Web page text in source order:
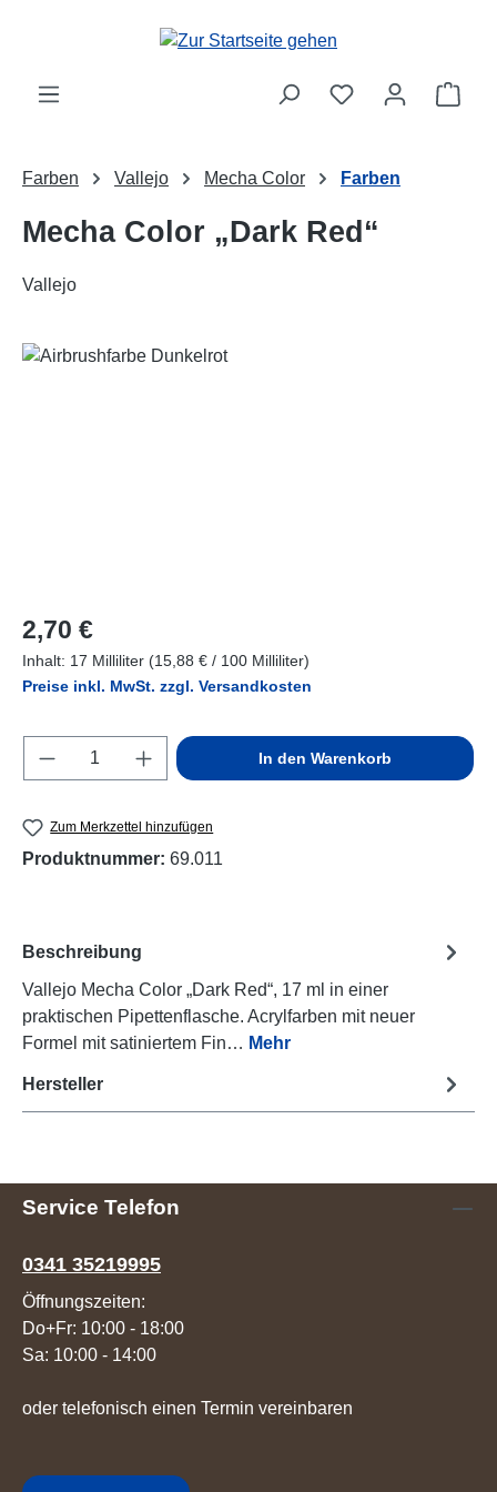
Zum Hauptinhalt springen
Farben Vallejo Mecha Color Farben
Mecha Color „Dark Red“
Vallejo
Bildergalerie überspringen
Regulärer Preis:
2,70 €
Inhalt: 17 Milliliter (15,88 € / 100 Milliliter)
Preise inkl. MwSt. zzgl. Versandkosten
Produkt Anzahl: Gib den gewünschten
In den Warenkorb
Zum Merkzettel hinzufügen
Produktnummer: 69.011
Beschreibung
Vallejo Mecha Color „Dark Red“, 17 ml in einer
praktischen Pipettenflasche. Acrylfarben mit neuer
Formel mit satiniertem Fin… Mehr
Hersteller
Service Telefon
0341 35219995
Öffnungszeiten:
Do+Fr: 10:00 - 18:00
Sa: 10:00 - 14:00
oder telefonisch einen Termin vereinbaren